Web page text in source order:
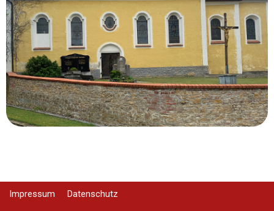
Impressum Datenschutz